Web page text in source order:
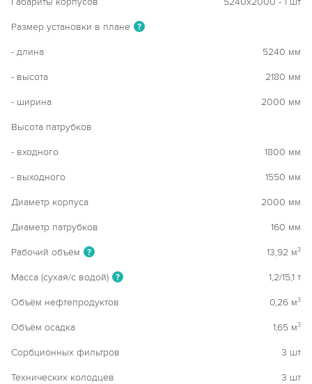
Размер установки в плане ?
- длина 5240 мм
- высота 2180 мм
- ширина 2000 мм
Высота патрубков
- входного 1800 мм
- выходного 1550 мм
Диаметр корпуса 2000 мм
Диаметр патрубков 160 мм
Рабочий объём ? 13,92 м3
Масса (сухая/с водой) ? 1,2/15,1 т
Объём нефтепродуктов 0,26 м3
Объём осадка 1,65 м3
Сорбционных фильтров 3 шт
Технических колодцев 3 шт